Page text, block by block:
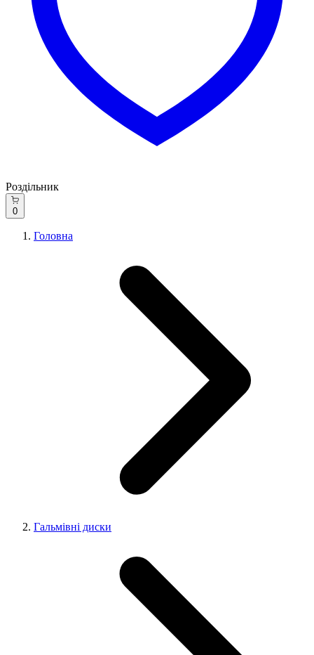
Роздільник
0
Головна
Гальмівні диски